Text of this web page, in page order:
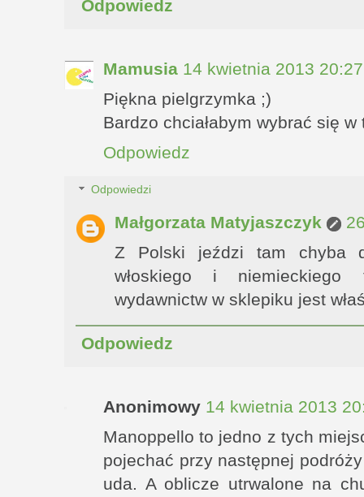
Odpowiedz
Mamusia 14 kwietnia 2013 20:27
Piękna pielgrzymka ;)
Bardzo chciałabym wybrać się
Odpowiedz
Odpowiedzi
Małgorzata Matyjaszczyk
Z Polski jeździ tam chyba
włoskiego i niemieckiego
wydawnictw w sklepiku jest
Odpowiedz
Anonimowy 14 kwietnia 2013
Manoppello to jedno z tych
pojechać przy następnej
uda. A oblicze utrwalone na